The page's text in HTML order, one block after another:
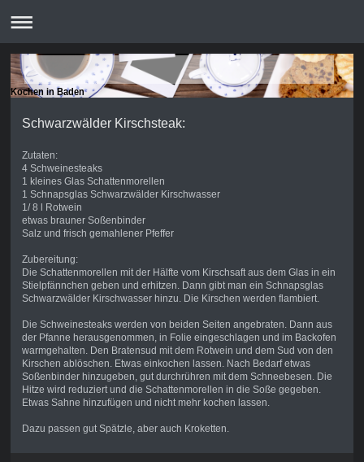
Kochen in Baden
Schwarzwälder Kirschsteak:
Zutaten:
4 Schweinesteaks
1 kleines Glas Schattenmorellen
1 Schnapsglas Schwarzwälder Kirschwasser
1/ 8 l Rotwein
etwas brauner Soßenbinder
Salz und frisch gemahlener Pfeffer
Zubereitung:
Die Schattenmorellen mit der Hälfte vom Kirschsaft aus dem Glas in ein
Stielpfännchen geben und erhitzen. Dann gibt man ein Schnapsglas
Schwarzwälder Kirschwasser hinzu. Die Kirschen werden flambiert.
Die Schweinesteaks werden von beiden Seiten angebraten. Dann aus
der Pfanne herausgenommen, in Folie eingeschlagen und im Backofen
warmgehalten. Den Bratensud mit dem Rotwein und dem Sud von den
Kirschen ablöschen. Etwas einkochen lassen. Nach Bedarf etwas
Soßenbinder hinzugeben, gut durchrühren mit dem Schneebesen. Die
Hitze wird reduziert und die Schattenmorellen in die Soße gegeben.
Etwas Sahne hinzufügen und nicht mehr kochen lassen.
Dazu passen gut Spätzle, aber auch Kroketten.